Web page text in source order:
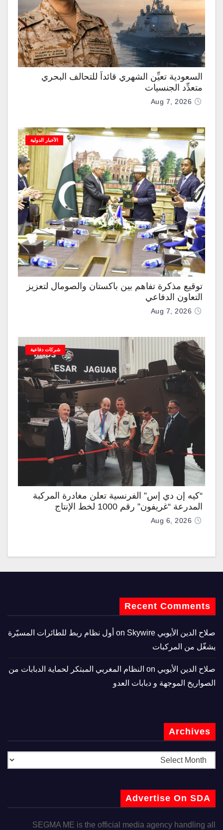
السعودية تعيِّن الشهري قائداً للتحالف البحري
متعدِّد الجنسيات
Aug 7, 2026
الأخبار الدولية
توقيع مذكرة تفاهم بين باكستان والصومال لتعزيز
التعاون الدفاعي
Aug 7, 2026
شركات دفاعية
“كيه إن دي إس” الفرنسية تعلن مغادرة المركبة
المدرعة “غريفون” رقم 1000 لخط الإنتاج
Aug 6, 2026
Recent Comments
صلاح الدين الأيوبي
Skywire أول نظام ربط للطائرات المسيّرة
يشغّل من المركبات
صلاح الدين الأيوبي
النظام المغربي المبتكر لحماية الدبابات من
الصواريخ الموجهة و دبابات العدو
Archives
Advertise On SDA
SEGMA ME is the official media agency handling all